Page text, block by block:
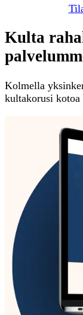
Kulta
Kolmella
kultakorusi kotoa